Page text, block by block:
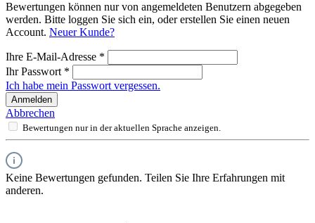
Bewertungen können nur von angemeldeten Benutzern abgegeben
werden. Bitte loggen Sie sich ein, oder erstellen Sie einen neuen
Account. Neuer Kunde?
Ihre E-Mail-Adresse *
Ihr Passwort *
Ich habe mein Passwort vergessen.
Anmelden
Abbrechen
Bewertungen nur in der aktuellen Sprache anzeigen.
Keine Bewertungen gefunden. Teilen Sie Ihre Erfahrungen mit
anderen.